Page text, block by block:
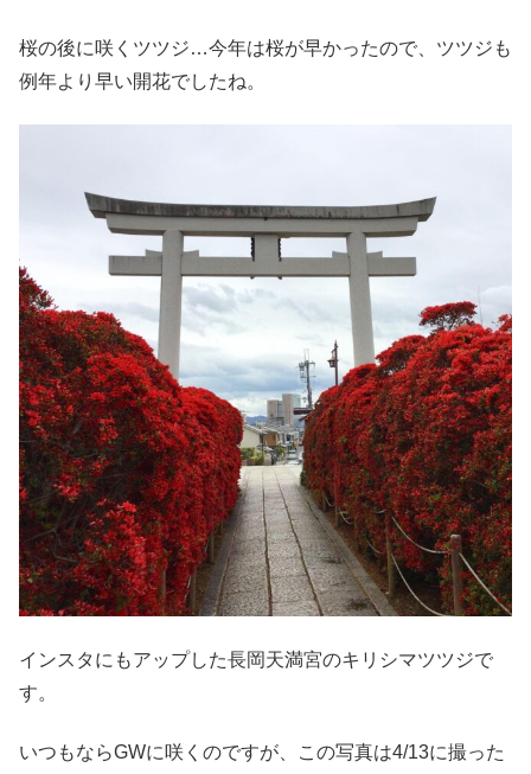
桜の後に咲くツツジ…今年は桜が早かったので、ツツジも
例年より早い開花でしたね。
インスタにもアップした長岡天満宮のキリシマツツジで
す。
いつもならGWに咲くのですが、この写真は4/13に撮った